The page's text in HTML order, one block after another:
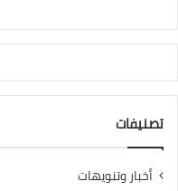
تصنيفات
أخبار وتنويهات